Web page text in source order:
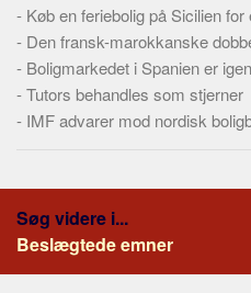
Emner
Skribenter
Personer
Steder
Om
Webstedet
- Køb en feriebolig på Sicilien for
- Den fransk-marokkanske
- Boligmarkedet i Spanien er
-Tutors behandles som stjerner
- IMF advarer mod nordisk
Søg videre i...
Beslægtede emner